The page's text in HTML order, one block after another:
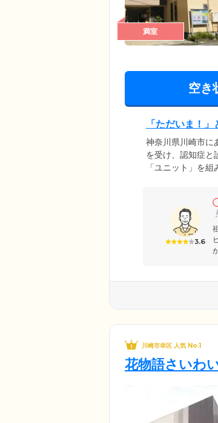
満室
空き
「ただいま！
神奈川県川崎市に
を受け、認知症と
「ユニット」を
気が特徴です。
したお散歩にも
3.6
川崎市幸区 人気 No.1
花物語さいわ